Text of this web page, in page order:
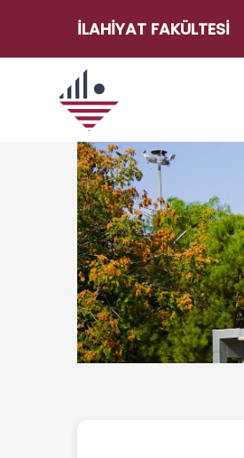
İLAHIYAT FAKÜLTESI
Hizmetler
Kilis
Aralık
e-
Posta
Öğrenci
İşleri
Otomasyonu
Transkript
Belgesi
Aralık
Üniversitesi
Akademik
Takvim
Etkinlikler